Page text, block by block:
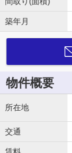
築年月
物件概要
所在地
交通